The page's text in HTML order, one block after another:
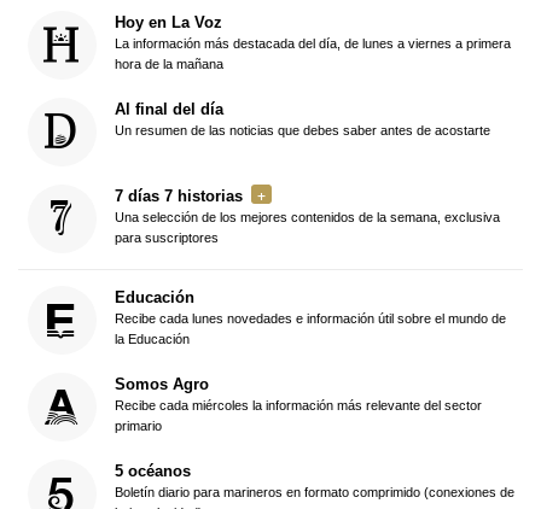
Hoy en La Voz
La información más destacada del día, de lunes a viernes a primera
hora de la mañana
Al final del día
Un resumen de las noticias que debes saber antes de acostarte
7 días 7 historias
Una selección de los mejores contenidos de la semana, exclusiva
para suscriptores
Educación
Recibe cada lunes novedades e información útil sobre el mundo de
la Educación
Somos Agro
Recibe cada miércoles la información más relevante del sector
primario
5 océanos
Boletín diario para marineros en formato comprimido (conexiones de